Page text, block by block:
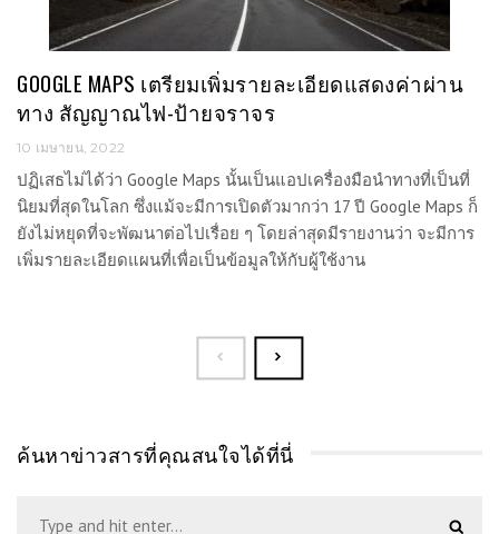
GOOGLE MAPS เตรียมเพิ่มรายละเอียดแสดงค่าผ่าน
ทาง สัญญาณไฟ-ป้ายจราจร
10 เมษายน, 2022
ปฏิเสธไม่ได้ว่า Google Maps นั้นเป็นแอปเครื่องมือนำทางที่เป็นที่
นิยมที่สุดในโลก ซึ่งแม้จะมีการเปิดตัวมากว่า 17 ปี Google Maps ก็
ยังไม่หยุดที่จะพัฒนาต่อไปเรื่อย ๆ โดยล่าสุดมีรายงานว่า จะมีการ
เพิ่มรายละเอียดแผนที่เพื่อเป็นข้อมูลให้กับผู้ใช้งาน
ค้นหาข่าวสารที่คุณสนใจได้ที่นี่